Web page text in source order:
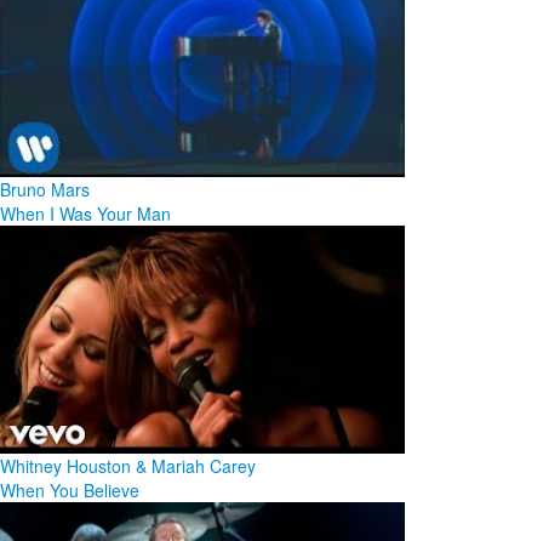
Bruno Mars
When I Was Your Man
Whitney Houston & Mariah Carey
When You Believe